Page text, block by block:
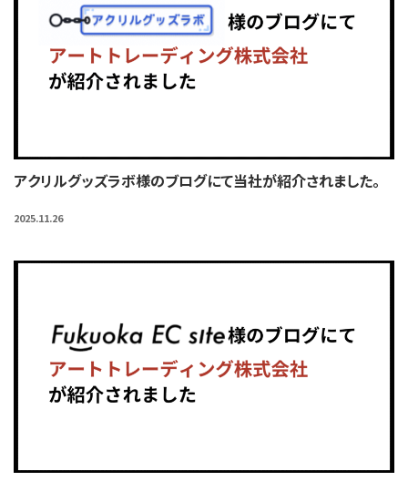
アクリルグッズラボ様のブログにて当社が紹介されました。
2025.11.26